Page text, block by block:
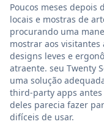
Poucos meses depois
locais e mostras de
procurando uma
mostrar aos
designs leves e
atraente. seu Twenty
uma solução
third-party apps
deles parecia fazer
difíceis de usar.